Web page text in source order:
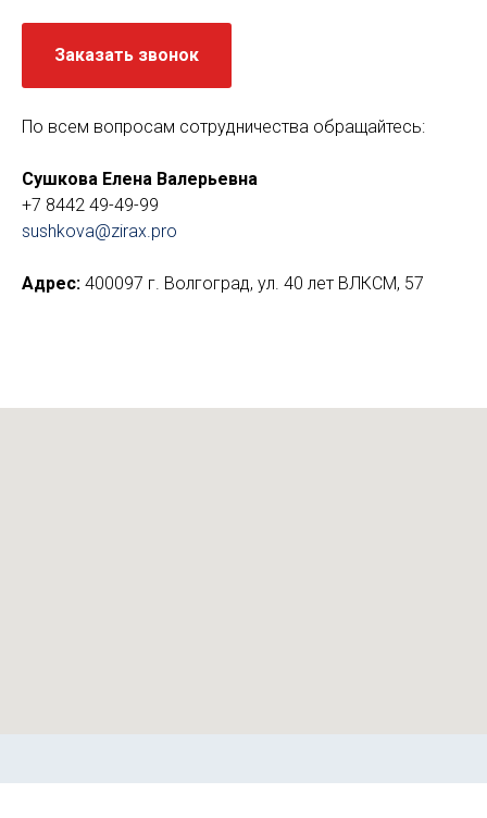
Заказать звонок
По всем вопросам сотрудничества обращайтесь:
Сушкова Елена Валерьевна
+7 8442 49-49-99
sushkova@zirax.pro
Адрес: 400097 г. Волгоград, ул. 40 лет ВЛКСМ, 57